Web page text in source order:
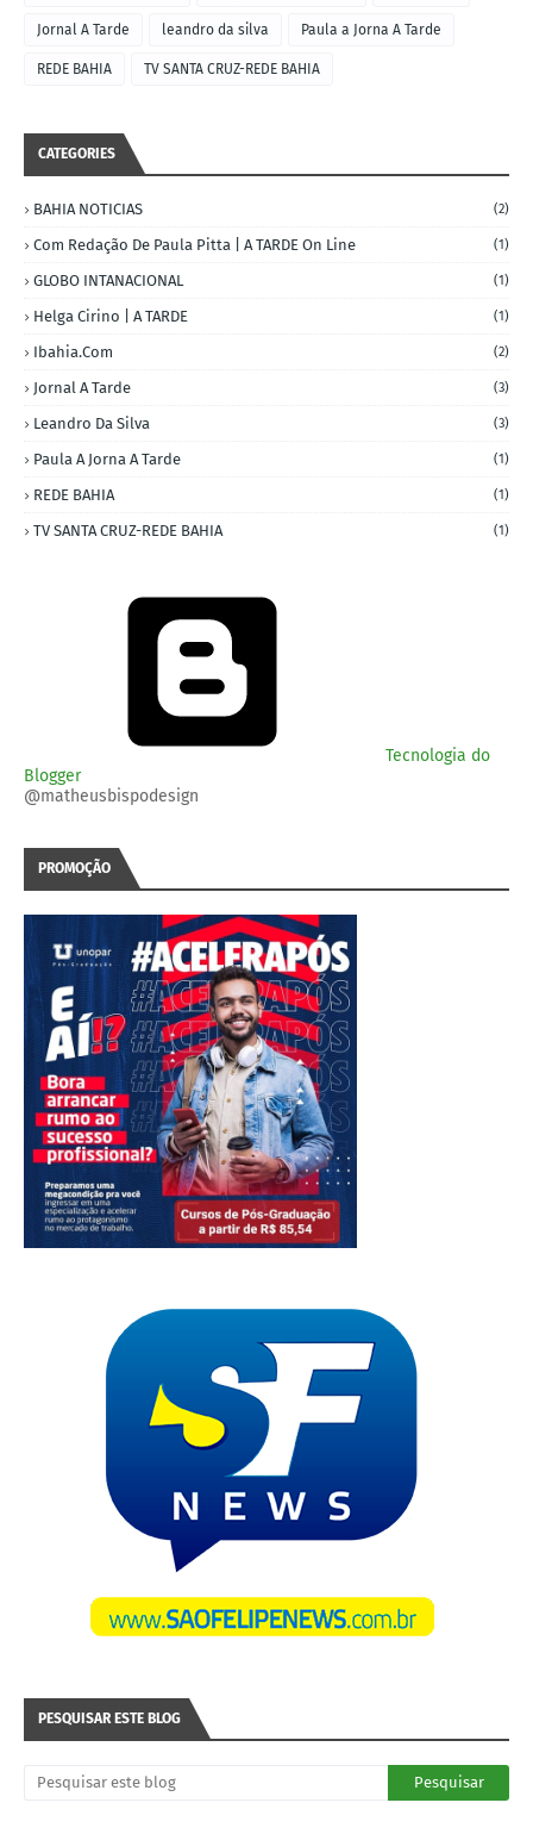
Jornal A Tarde leandro da silva Paula a Jorna A Tarde
REDE BAHIA TV SANTA CRUZ-REDE BAHIA
CATEGORIES
BAHIA NOTICIAS (2)
Com Redação De Paula Pitta | A TARDE On Line (1)
GLOBO INTANACIONAL (1)
Helga Cirino | A TARDE (1)
Ibahia.com (2)
Jornal A Tarde (3)
Leandro Da Silva (3)
Paula A Jorna A Tarde (1)
REDE BAHIA (1)
TV SANTA CRUZ-REDE BAHIA (1)
Tecnologia do
Blogger
@matheusbispodesign
PROMOÇÃO
PESQUISAR ESTE BLOG